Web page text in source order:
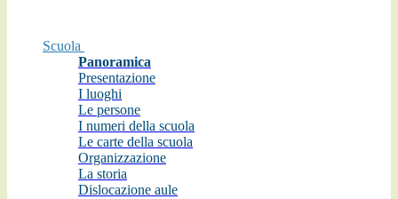
Scuola
Panoramica
Presentazione
I luoghi
Le persone
I numeri della scuola
Le carte della scuola
Organizzazione
La storia
Dislocazione aule